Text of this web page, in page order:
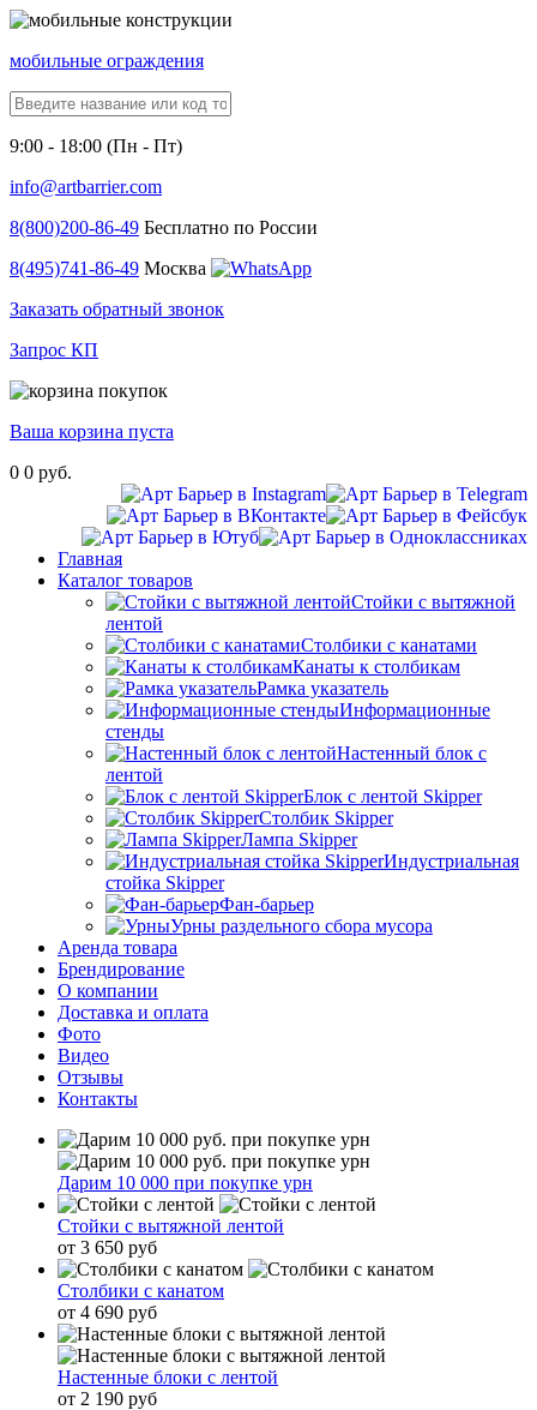
мобильные ограждения
9:00 - 18:00 (Пн - Пт)
info@artbarrier.com
8(800)200-86-49 Бесплатно по России
8(495)741-86-49 Москва
Заказать обратный звонок
Запрос КП
Ваша корзина пуста
0 0 руб.
Главная
Каталог товаров
Стойки с вытяжной
лентой
Столбики с канатами
Канаты к столбикам
Рамка указатель
Информационные
стенды
Настенный блок с
лентой
Блок с лентой Skipper
Столбик Skipper
Лампа Skipper
Индустриальная
стойка Skipper
Фан-барьер
Урны раздельного сбора мусора
Аренда товара
Брендирование
О компании
Доставка и оплата
Фото
Видео
Отзывы
Контакты
Дарим 10 000 при покупке урн
Стойки с вытяжной лентой
от 3 650 руб
Столбики с канатом
от 4 690 руб
Настенные блоки с лентой
от 2 190 руб